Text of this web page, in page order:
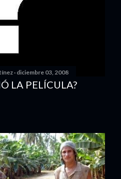
diciembre 03, 2008
LA PELÍCULA?